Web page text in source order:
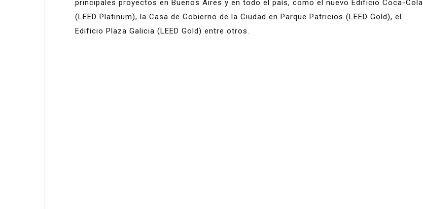
principales proyectos en Buenos Aires y en todo el país, como el nuevo Edificio Coca-Cola
(LEED Platinum), la Casa de Gobierno de la Ciudad en Parque Patricios (LEED Gold), el
Edificio Plaza Galicia (LEED Gold) entre otros.